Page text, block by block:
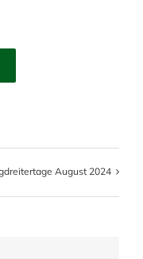
August 2024